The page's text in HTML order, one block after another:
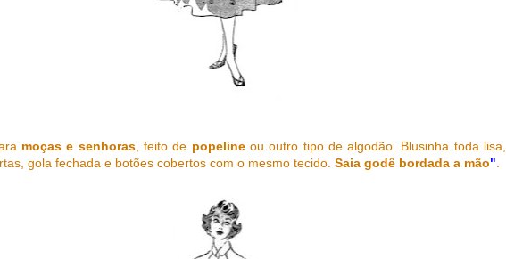
moças e senhoras, feito de popelineou outro tipo de algodão. Blusinha toda lisa,
gola fechada e botões cobertos com o mesmo tecido. Saia godê bordada a mão".